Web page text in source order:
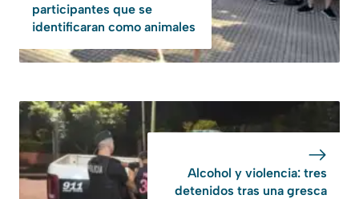
participantes que se
identificaran como animales
Alcohol y violencia: tres
detenidos tras una gresca